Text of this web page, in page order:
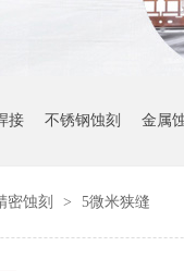
接 不锈钢蚀刻 金属
密蚀刻 > 5微米狭缝